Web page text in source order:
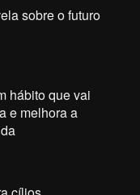
sobre o futuro
hábito que vai
e melhora a